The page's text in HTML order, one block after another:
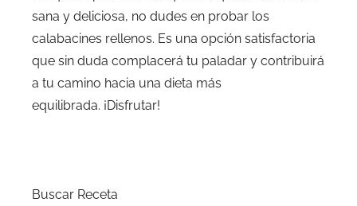
sana y deliciosa, no dudes en probar los
calabacines rellenos. Es una opción satisfactoria
que sin duda complacerá tu paladar y contribuirá
a tu camino hacia una dieta más
equilibrada. ¡Disfrutar!
Buscar Receta